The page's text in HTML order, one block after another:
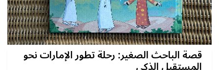
قصة الباحث الصغير: رحلة تطور الإمارات نحو